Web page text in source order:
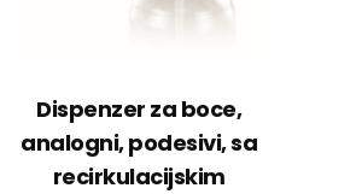
Dispenzer za boce,
analogni, podesivi, sa
recirkulacijskim